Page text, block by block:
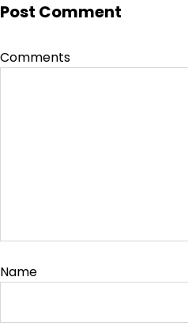
Post Comment
Comments
Name